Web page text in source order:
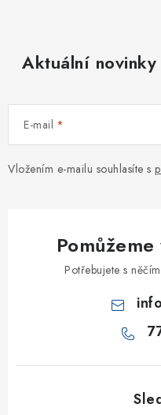
Aktuální
E-mail
Vložením e-mailu souhlasíte s
Potřebujete s
info